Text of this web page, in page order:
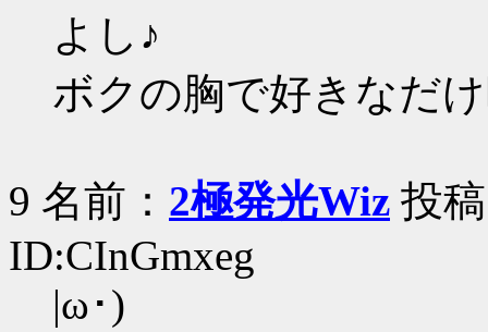
よし♪
ボクの胸で好きなだ
9 名前： 2極発光Wiz 投
ID:CInGmxeg
|ω･)